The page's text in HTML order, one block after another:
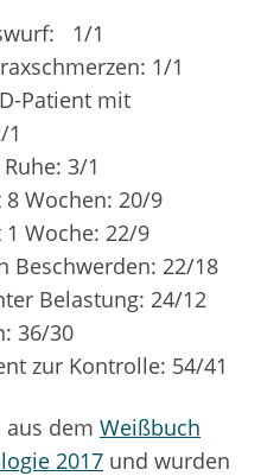
1/1
1/1
Patient mit
1
3/1
Wochen: 20/9
Woche: 22/9
Beschwerden: 22/18
Belastung: 24/12
36/30
zur Kontrolle: 54/41
aus dem Weißbuch
2017 und wurden